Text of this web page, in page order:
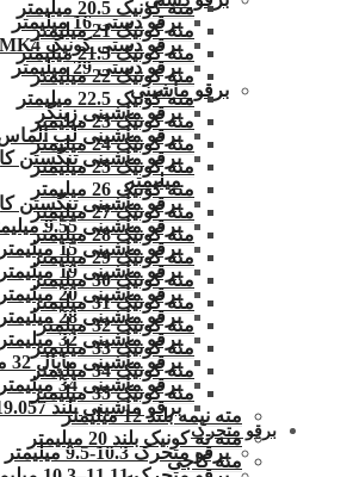
برقو دستی 16 میلیمتر
برقو دستی کونیک MK4
برقو دستی 29 میلیمتر
برقو ماشینی
برقو ماشینی زینگر
برقو ماشینی لب الماس 12
میلیمتر
برقو ماشینی تنگستن کارباید 16
برقو ماشینی 9.55 میلیمتر
برقو ماشینی 15 میلیمتر
برقو ماشینی 19 میلیمتر
برقو ماشینی 20 میلیمتر
برقو ماشینی 28 میلیمتر
برقو ماشینی 32 میلیمتر مارپیچ
برقو ماشینی ماپال 32 میلیمتر
برقو ماشینی 34 میلیمتر
برقو ماشینی بلند 19.057 میلیمتر
برقو متحرک
برقو متحرک 10.3-9.5 میلیمتر
مته کونیک 20.5 میلیمتر
مته کونیک 21 میلیمتر
مته کونیک 21.5 میلیمتر
مته کونیک 22 میلیمتر
مته کونیک 22.5 میلیمتر
مته کونیک 23 میلیمتر
مته کونیک 24 میلیمتر
مته کونیک 25 میلیمتر
مته کونیک 26 میلیمتر
مته کونیک 27 میلیمتر
مته کونیک 28 میلیمتر
مته کونیک 29 میلیمتر
مته کونیک 30 میلیمتر
مته کونیک 31 میلیمتر
مته کونیک 32 میلمتر
مته کونیک 33 میلیمتر
مته کونیک 34 میلیمتر
مته کونیک 35 میلیمتر
مته نیمه بلند 12 میلیمتر
مته ته کونیک بلند 20 میلیمتر
مته کاجی